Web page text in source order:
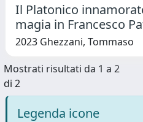
Il Platonico
magia in Francesco
2023 Ghezzani, Tommaso
Mostrati risultati da 1 a 2
di 2
Legenda icone